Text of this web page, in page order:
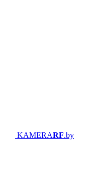
KAMERARF.by